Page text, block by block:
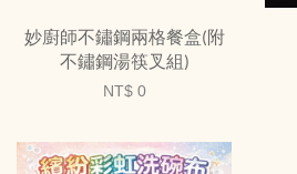
妙廚師不鏽鋼兩格餐盒(附
不鏽鋼湯筷叉組)
NT$ 0